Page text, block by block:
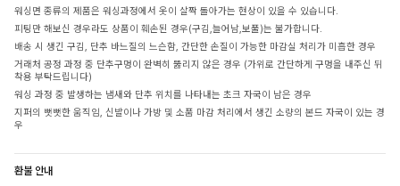
워싱면 종류의 제품은 워싱과정에서 옷이 살짝 돌아가는 현상이 있을 수 있습니다.
피팅만 해보신 경우라도 상품이 훼손된 경우(구김,늘어남,보풀)는 불가합니다.
배송 시 생긴 구김, 단추 바느질의 느슨함, 간단한 손질이 가능한 마감실 처리가 미흡한 경우
거래처 공정 과정 중 단추구멍이 완벽히 뚫리지 않은 경우 (가위로 간단하게 구멍을 내주신 뒤
착용 부탁드립니다)
워싱 과정 중 발생하는 냄새와 단추 위치를 나타내는 초크 자국이 남은 경우
지퍼의 뻣뻣한 움직임, 신발이나 가방 및 소품 마감 처리에서 생긴 소량의 본드 자국이 있는 경
우
환불 안내